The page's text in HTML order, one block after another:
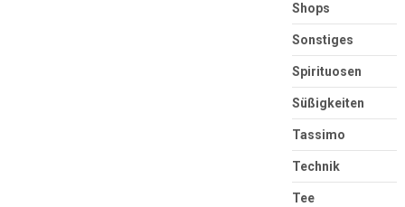
Shops
Sonstiges
Spirituosen
Süßigkeiten
Tassimo
Technik
Tee